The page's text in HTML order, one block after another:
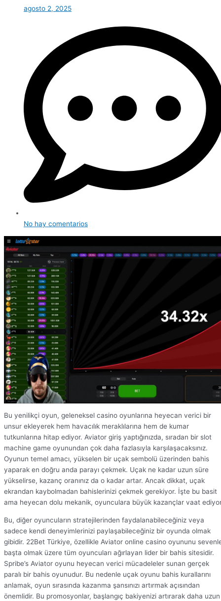
agosto 2, 2025
No hay comentarios
Bu yenilikçi oyun, geleneksel casino oyunlarına heyecan verici bir
unsur ekleyerek hem havacılık meraklılarına hem de kumar
tutkunlarına hitap ediyor. Aviator giriş yaptığınızda, sıradan bir slot
machine game oyunundan çok daha fazlasıyla karşılaşacaksınız.
Oyunun temel amacı, yükselen bir uçak sembolü üzerinden bahis
yaparak en doğru anda parayı çekmek. Uçak ne kadar uzun süre
yükselirse, kazanç oranınız da o kadar artar. Ancak dikkat, uçak
ekrandan kaybolmadan bahislerinizi çekmek gerekiyor. İşte bu basit
ama heyecan dolu mekanik, oyunculara büyük kazançlar vaat
Bu, diğer oyuncuların stratejilerinden faydalanabileceğiniz veya
sadece kendi deneyimlerinizi paylaşabileceğiniz bir oyunda olmak
gibidir. 22Bet Türkiye, özellikle Aviator online casino oyununu
başta olmak üzere tüm oyuncuları ağırlayan lider bir bahis sitesidir.
Spribe’s Aviator oyunu heyecan verici mücadeleler sunan gerçek
paralı bir bahis oyunudur. Bu nedenle uçak oyunu bahis kurallarını
anlamak, oyun sırasında kazanma şansınızı artırmak açısından
önemlidir. Bu promosyonlar, başlangıç bakiyenizi artırarak daha uzun